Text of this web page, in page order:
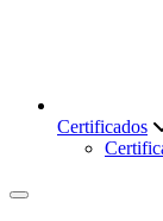
Certificados